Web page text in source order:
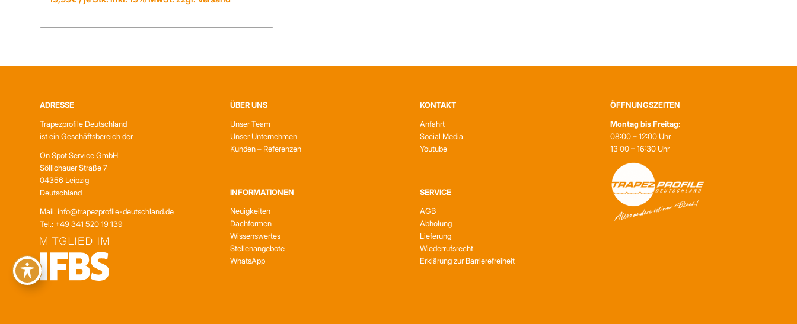
ADRESSE
Trapezprofile Deutschland
ist ein Geschäftsbereich der
On Spot Service GmbH
Söllichauer Straße 7
04356 Leipzig
Deutschland
Mail: info@trapezprofile-deutschland.de
Tel.: +49 341 520 19 139
ÜBER UNS
Unser Team
Unser Unternehmen
Kunden – Referenzen
INFORMATIONEN
Neuigkeiten
Dachformen
Wissenswertes
Stellenangebote
WhatsApp
KONTAKT
Anfahrt
Social Media
Youtube
SERVICE
AGB
Abholung
Lieferung
Wiederrufsrecht
Erklärung zur Barrierefreiheit
ÖFFNUNGSZEITEN
Montag bis Freitag:
08:00 – 12:00 Uhr
13:00 – 16:30 Uhr